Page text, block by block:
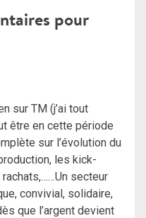
pour
sur TM (j’ai tout
être en cette période
sur l’évolution du
les kick-
secteur
convivial, solidaire,
que l’argent devient